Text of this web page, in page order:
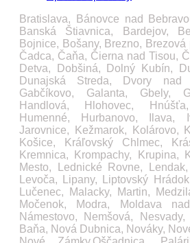
Bratislava, Bánovce nad
Banská Štiavnica, Bardejov,
Bojnice, Bošany, Brezno,
Čadca, Čaňa, Čierna nad Tisou,
Detva, Dobšiná, Dolný Kubín,
Dunajská Streda, Dvory nad
Gabčíkovo, Galanta, Gbely,
Handlová, Hlohovec,
Humenné, Hurbanovo, Ilava,
Jarovnice, Kežmarok, Kolárovo,
Košice, Kráľovský Chlmec,
Kremnica, Krompachy, Krupina,
Mesto, Lednické Rovne,
Levoča, Lipany, Liptovský
Lučenec, Malacky, Martin,
Močenok, Modra, Moldava
Námestovo, Nemšová,
Baňa, Nová Dubnica, Nováky,